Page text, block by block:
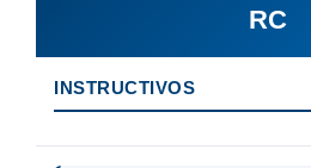
RC
INSTRUCTIVOS